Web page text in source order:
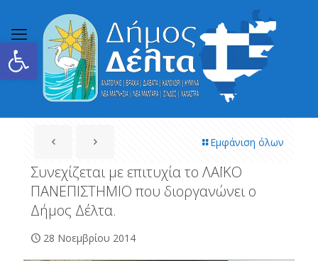
Ανοίξτε τη γραμμή εργαλείων
Εμφάνιση όλων
Συνεχίζεται με επιτυχία το ΛΑΪΚΟ
ΠΑΝΕΠΙΣΤΗΜΙΟ που διοργανώνει ο
Δήμος Δέλτα.
28 Νοεμβρίου 2014